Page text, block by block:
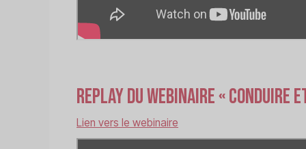
Replay du webinaire « Conduire
Lien vers le webinaire